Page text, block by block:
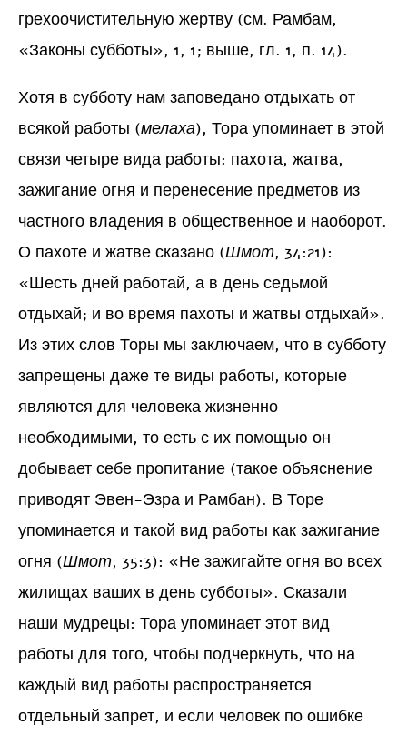
грехоочистительную жертву (см. Рамбам,
«Законы субботы», 1, 1; выше, гл. 1, п. 14).
Хотя в субботу нам заповедано отдыхать от
всякой работы (мелаха), Тора упоминает в этой
связи четыре вида работы: пахота, жатва,
зажигание огня и перенесение предметов из
частного владения в общественное и наоборот.
О пахоте и жатве сказано (Шмот, 34:21):
«Шесть дней работай, а в день седьмой
отдыхай; и во время пахоты и жатвы отдыхай».
Из этих слов Торы мы заключаем, что в субботу
запрещены даже те виды работы, которые
являются для человека жизненно
необходимыми, то есть с их помощью он
добывает себе пропитание (такое объяснение
приводят Эвен-Эзра и Рамбан). В Торе
упоминается и такой вид работы как зажигание
огня (Шмот, 35:3): «Не зажигайте огня во всех
жилищах ваших в день субботы». Сказали
наши мудрецы: Тора упоминает этот вид
работы для того, чтобы подчеркнуть, что на
каждый вид работы распространяется
отдельный запрет, и если человек по ошибке